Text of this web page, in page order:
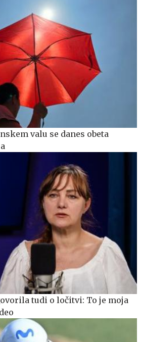
valu se danes obeta
tudi o ločitvi: To je moja